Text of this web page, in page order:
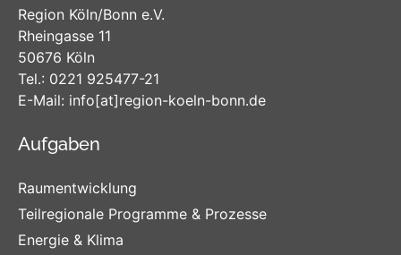
Region Köln/Bonn e.V.
Rheingasse 11
50676 Köln
Tel.: 0221 925477-21
E-Mail: info[at]region-koeln-bonn.de
Aufgaben
Raumentwicklung
Teilregionale Programme & Prozesse
Energie & Klima